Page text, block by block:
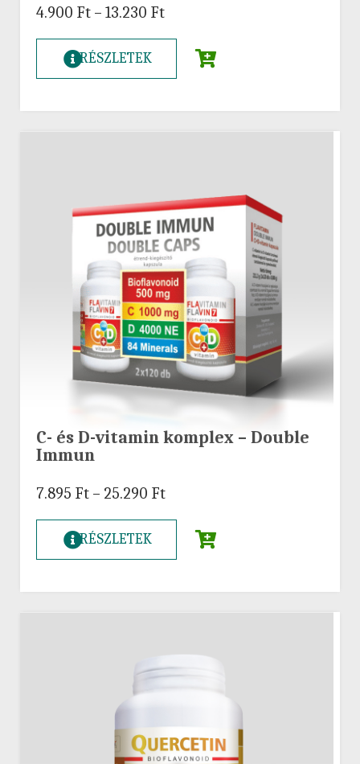
4.900 Ft – 13.230 Ft
RÉSZLETEK
C- és D-vitamin komplex – Double
Immun
7.895 Ft – 25.290 Ft
RÉSZLETEK